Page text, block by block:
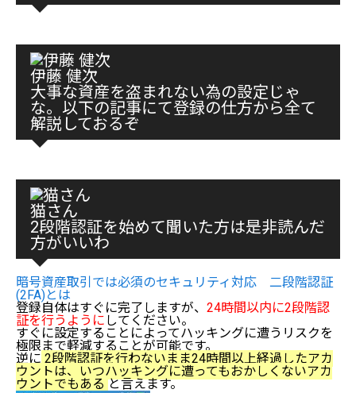
伊藤 健次
大事な資産を盗まれない為の設定じゃ
な。以下の記事にて登録の仕方から全て
解説しておるぞ
猫さん
2段階認証を始めて聞いた方は是非読んだ
方がいいわ
暗号資産取引では必須のセキュリティ対応 二段階認証
(2FA)とは
登録自体はすぐに完了しますが、 24時間以内に2段階認
証を行うように してください。
すぐに設定することによってハッキングに遭うリスクを
極限まで軽減することが可能です。
逆に 2段階認証を行わないまま24時間以上経過したアカ
ウントは、いつハッキングに遭ってもおかしくないアカ
ウントでもある と言えます。